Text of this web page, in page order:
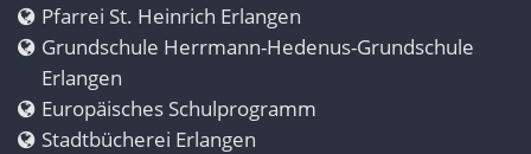
Pfarrei St. Heinrich Erlangen
Grundschule Herrmann-Hedenus-Grundschule
Erlangen
Europäisches Schulprogramm
Stadtbücherei Erlangen